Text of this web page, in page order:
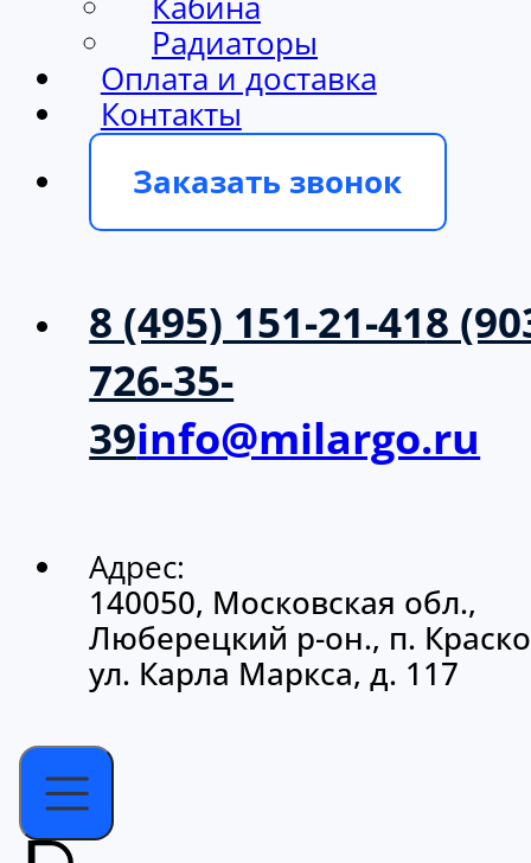
Радиаторы
Оплата и доставка
Контакты
Заказать звонок
8 (495) 151-21-418
726-35-
39info@milargo.ru
Адрес:
140050, Московская обл.,
Люберецкий р-он., п.
ул. Карла Маркса, д. 117